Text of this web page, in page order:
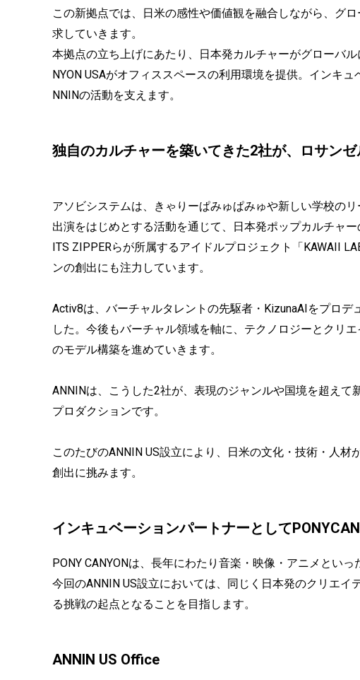
この新拠点では、日米の感性や価値観を融合しながら、グ
求していきます。
本拠点の立ち上げにあたり、日本発カルチャーがグローバ
NYON USAがオフィススペースの利用環境を提供。インキ
NNINの活動を支えます。
独自のカルチャーを築いてきた2社が、ロサン
アソビシステムは、きゃりーぱみゅぱみゅや新しい学校の
出演をはじめとする活動を通じて、日本発ポップカルチャ
ITS ZIPPERらが所属するアイドルプロジェクト「KAWAII
ンの創出にも注力しています。
Activ8は、バーチャルタレントの先駆者・KizunaAIをプロ
した。今後もバーチャル領域を軸に、テクノロジーとクリ
のモデル構築を進めていきます。
ANNINは、こうした2社が、表現のジャンルや国境を超え
プロダクションです。
このたびのANNIN US設立により、日米の文化・技術・人
創出に挑みます。
インキュベーションパートナーとして
PONY CANYONは、長年にわたり音楽・映像・アニメとい
今回のANNIN US設立においては、同じく日本発のクリエ
る挑戦の起点となることを目指します。
ANNIN US Office